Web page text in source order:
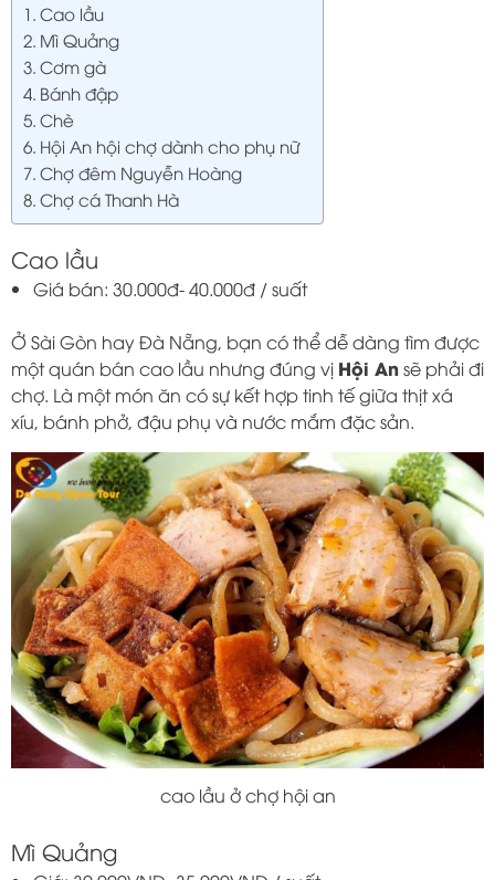
Cao lầu
Mì Quảng
Cơm gà
Bánh đập
Chè
Hội An hội chợ dành cho phụ nữ
Chợ đêm Nguyễn Hoàng
Chợ cá Thanh Hà
Cao lầu
Giá bán: 30.000đ- 40.000đ / suất
Ở Sài Gòn hay Đà Nẵng, bạn có thể dễ dàng tìm được
một quán bán cao lầu nhưng đúng vị Hội Ansẽ phải đi
chợ. Là một món ăn có sự kết hợp tinh tế giữa thịt xá
xíu, bánh phở, đậu phụ và nước mắm đặc sản.
cao lầu ở chợ hội an
Mì Quảng